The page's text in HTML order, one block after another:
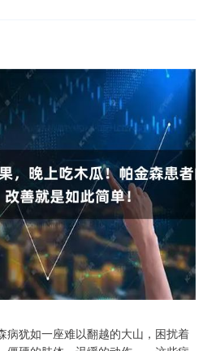
病犹如一座难以翻越的大山，困扰着